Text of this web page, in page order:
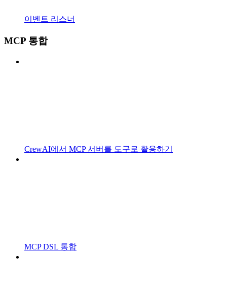
이벤트 리스너
MCP 통합
CrewAI에서 MCP 서버를 도구로 활용하기
MCP DSL 통합